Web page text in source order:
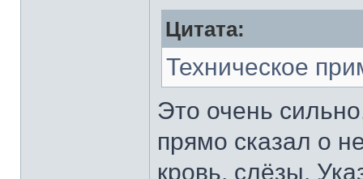
Цитата:
Техническое
Это очень
прямо сказал о
кровь, слёзы.